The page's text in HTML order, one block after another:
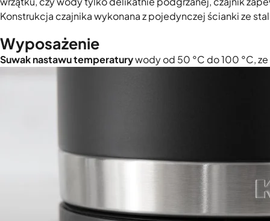
Konstrukcja czajnika wykonana z pojedynczej ścianki ze
Wyposażenie
Suwak nastawu temperaturywody od 50 °C do 100 °C,